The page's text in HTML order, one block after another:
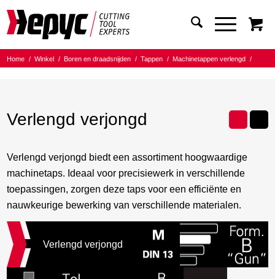
Home / Winkel / Boren en draadsnijden / Tappen / Machinetappen verlengd
/
Verlengd verjongd
Verlengd verjongd biedt een assortiment hoogwaardige
machinetaps. Ideaal voor precisiewerk in verschillende
toepassingen, zorgen deze taps voor een efficiënte en
nauwkeurige bewerking van verschillende materialen.
Verlengd verjongd